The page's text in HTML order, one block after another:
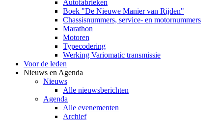
Autofabrieken
Boek "De Nieuwe Manier van Rijden"
Chassisnummers, service- en motornummers
Marathon
Motoren
Typecodering
Werking Variomatic transmissie
Voor de leden
Nieuws en Agenda
Nieuws
Alle nieuwsberichten
Agenda
Alle evenementen
Archief